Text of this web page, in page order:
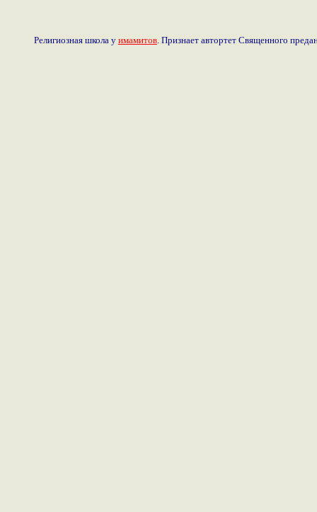
Религиозная школа у имамитов . Признает автортет Священного